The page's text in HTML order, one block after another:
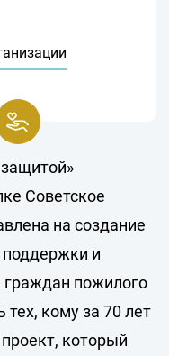
Советское
на создание
и
граждан пожилого
кому за 70 лет
который